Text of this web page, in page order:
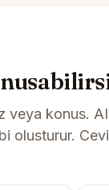
veya konus.
olusturur.